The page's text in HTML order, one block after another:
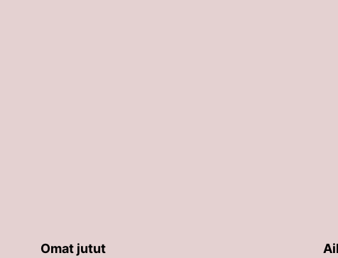
ylös ja alas ja siirtyä halutulle sivulle
Omat jutut